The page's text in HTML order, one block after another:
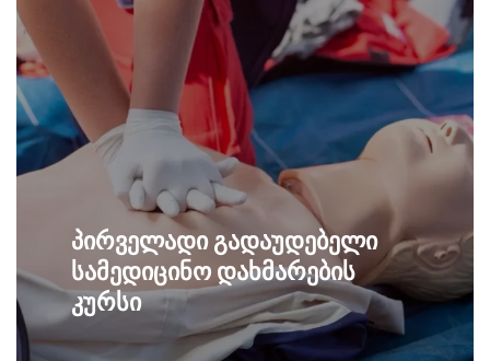
პირველადი გადაუდებელი
სამედიცინო დახმარების
კურსი
შეისწავლე გადაუდებელი დახმარების
გაიგე მეტი